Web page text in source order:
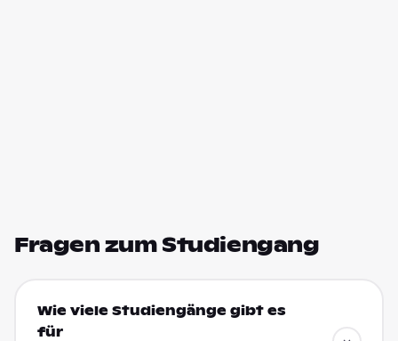
Fragen zum Studiengang
Wie viele Studiengänge gibt es
für